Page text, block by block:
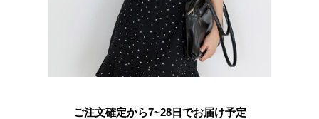
ご注文確定から7~28日でお届け予定